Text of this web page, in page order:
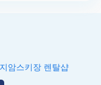
암스키장 렌탈샵